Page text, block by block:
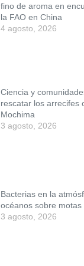
fino de aroma en
la FAO en China
4 agosto, 2026
Ciencia y
rescatar los arrecifes
Mochima
3 agosto, 2026
Bacterias en la
océanos sobre motas
3 agosto, 2026